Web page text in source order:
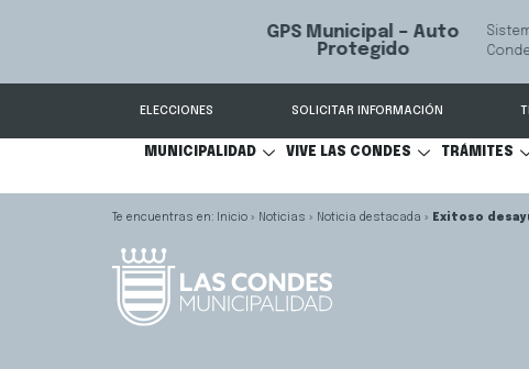
GPS Municipal – Auto
Protegido
Sistema de
ELECCIONES SOLICITAR INFORMACIÓN
MUNICIPALIDAD VIVE LAS CONDES TRÁMITES
Inicio » Noticias » Noticia destacada » Exitoso